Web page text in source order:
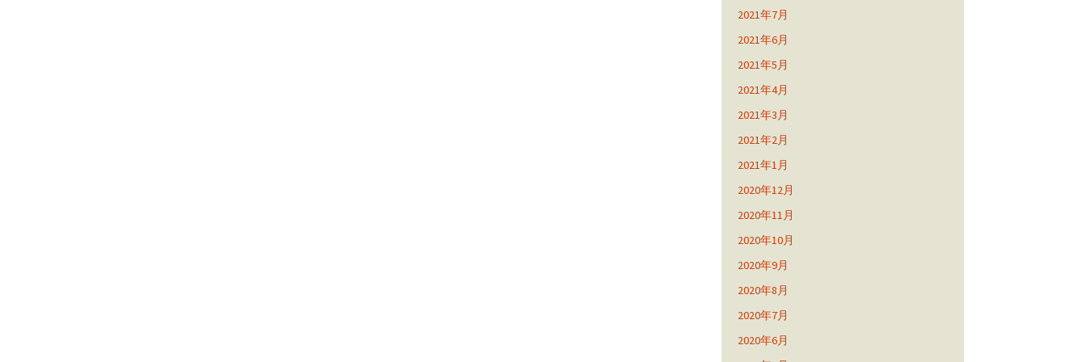
2021年7月
2021年6月
2021年5月
2021年4月
2021年3月
2021年2月
2021年1月
2020年12月
2020年11月
2020年10月
2020年9月
2020年8月
2020年7月
2020年6月